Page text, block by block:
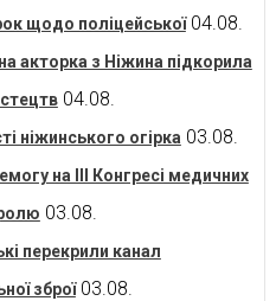
щодо поліцейської 04.08.
акторка з Ніжина підкорила
04.08.
ніжинського огірка 03.08.
на ІІІ Конгресі медичних
03.08.
перекрили канал
зброї 03.08.